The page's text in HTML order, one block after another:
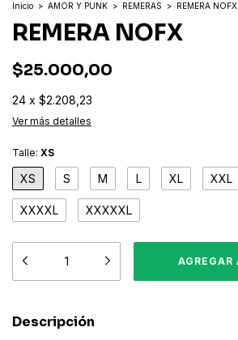
Inicio > AMOR Y PUNK > REMERAS > REMERA NOFX
REMERA NOFX
$25.000,00
24 x $2.208,23
Ver más detalles
Talle: XS
XS S M L XL XXL
XXXXL XXXXXL
Descripción